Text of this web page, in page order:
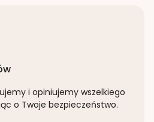
i opiniujemy wszelkiego
o Twoje bezpieczeństwo.